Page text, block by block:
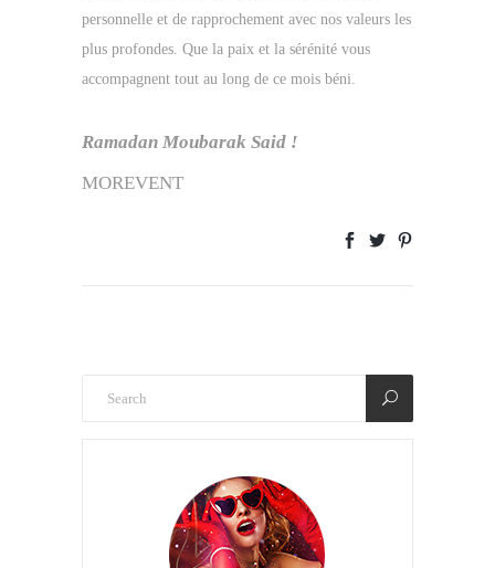
personnelle et de rapprochement avec nos valeurs les
plus profondes. Que la paix et la sérénité vous
accompagnent tout au long de ce mois béni.
Ramadan Moubarak Said !
MOREVENT